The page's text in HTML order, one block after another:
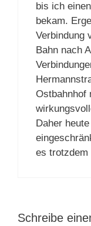
bis ich
bekam.
Verbindung
Bahn nach
Ostbahnhof
Daher
es trotzdem
Schreibe